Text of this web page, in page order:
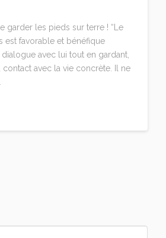
garder les pieds sur terre ! “Le
est favorable et bénéfique
dialogue avec lui tout en gardant,
avec la vie concrète. Il ne